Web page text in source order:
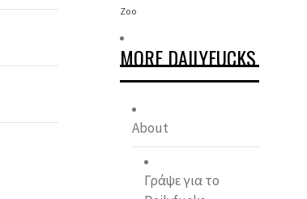
Zoo
MORE DAILYFUCKS
About
Γράψε για το